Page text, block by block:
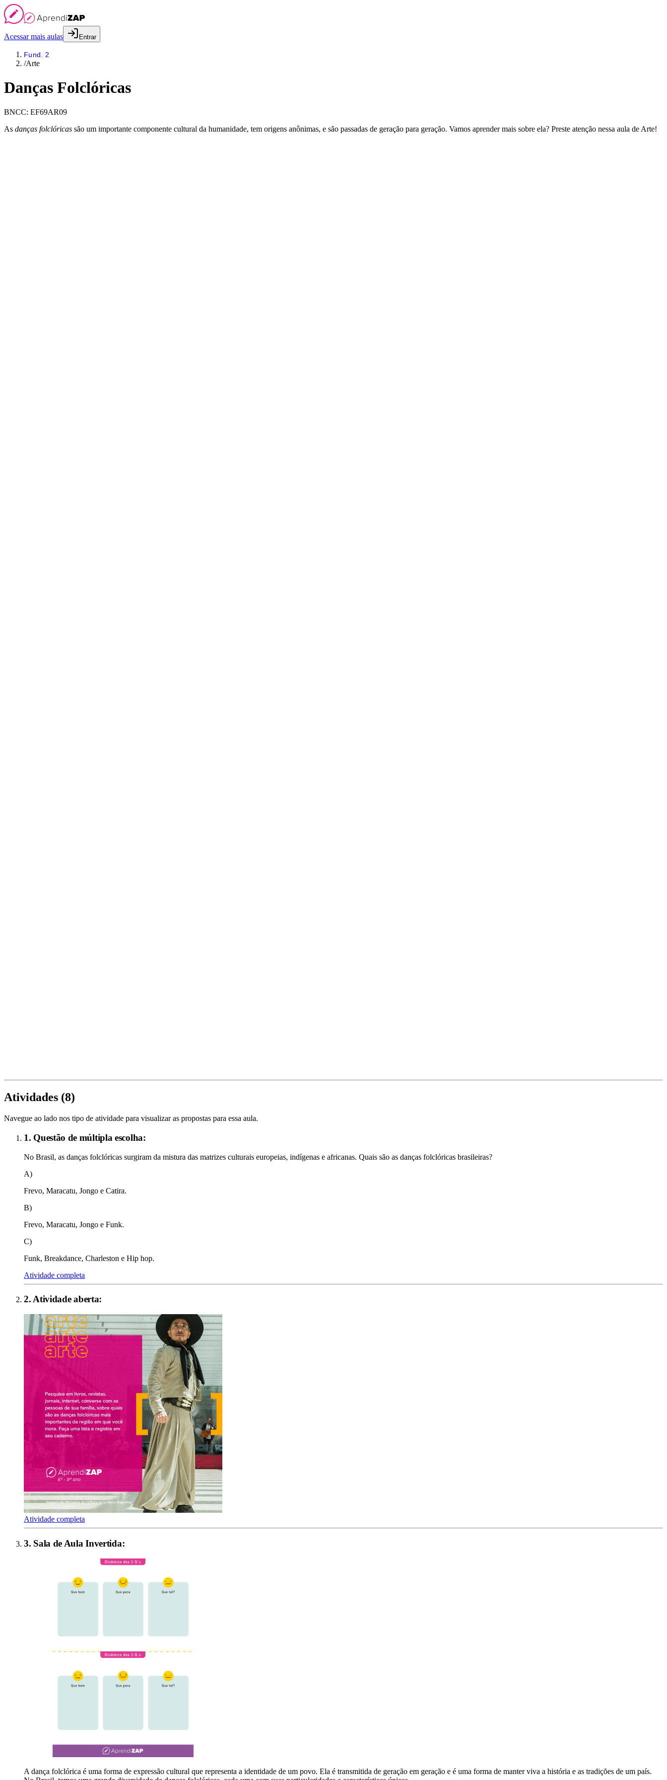
Acessar mais aulas Entrar
Fund. 2
/Arte
Danças Folclóricas
BNCC: EF69AR09
As danças folclóricas são um importante componente cultural da humanidade, tem origens anônimas, e são passadas de geração para geração. Vamos aprender mais sobre ela? Preste atenção nessa aula de Arte!
Atividades (8)
Navegue ao lado nos tipo de atividade para visualizar as propostas para essa aula.
1. Questão de múltipla escolha:
No Brasil, as danças folclóricas surgiram da mistura das matrizes culturais europeias, indígenas e africanas. Quais são as danças folclóricas brasileiras?
A)
Frevo, Maracatu, Jongo e Catira.
B)
Frevo, Maracatu, Jongo e Funk.
C)
Funk, Breakdance, Charleston e Hip hop.
Atividade completa
2. Atividade aberta:
Atividade completa
3. Sala de Aula Invertida:
A dança folclórica é uma forma de expressão cultural que representa a identidade de um povo. Ela é transmitida de geração em geração e é uma forma de manter viva a história e as tradições de um país.